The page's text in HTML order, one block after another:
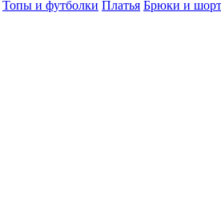
Топы и футболки Платья Брюки и